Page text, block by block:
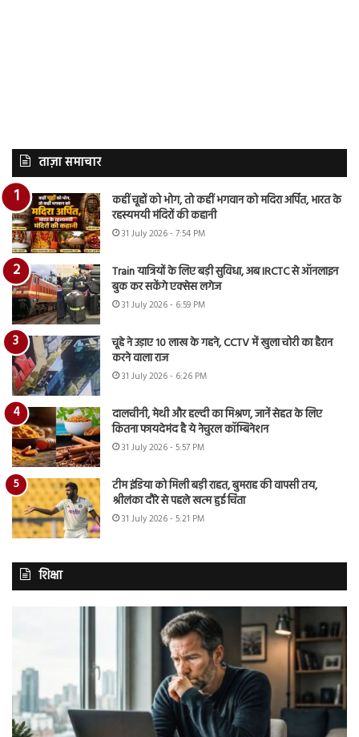
ताज़ा समाचार
कहीं चूहों को भोग, तो कहीं भगवान को मदिरा अर्पित, भारत के
रहस्यमयी मंदिरों की कहानी
31 July 2026 - 7:54 PM
Train यात्रियों के लिए बड़ी सुविधा, अब IRCTC से ऑनलाइन
बुक कर सकेंगे एक्सेस लगेज
31 July 2026 - 6:59 PM
चूहे ने उड़ाए 10 लाख के गहने, CCTV में खुला चोरी का हैरान
करने वाला राज
31 July 2026 - 6:26 PM
दालचीनी, मेथी और हल्दी का मिश्रण, जानें सेहत के लिए
कितना फायदेमंद है ये नेचुरल कॉम्बिनेशन
31 July 2026 - 5:57 PM
टीम इंडिया को मिली बड़ी राहत, बुमराह की वापसी तय,
श्रीलंका दौरे से पहले खत्म हुई चिंता
31 July 2026 - 5:21 PM
शिक्षा